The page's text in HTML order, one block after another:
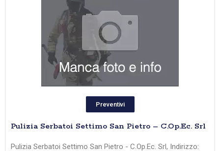
Preventivi
Pulizia Serbatoi Settimo San Pietro – C.Op.Ec. Srl
Pulizia Serbatoi Settimo San Pietro - C.Op.Ec. Srl, Indirizzo: